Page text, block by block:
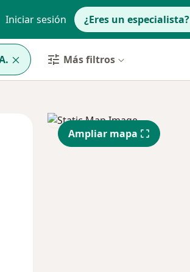
Iniciar sesión ¿Eres un especialista?
Más filtros
Mié
12 Ago
Jue
13 Ago
Ampliar mapa